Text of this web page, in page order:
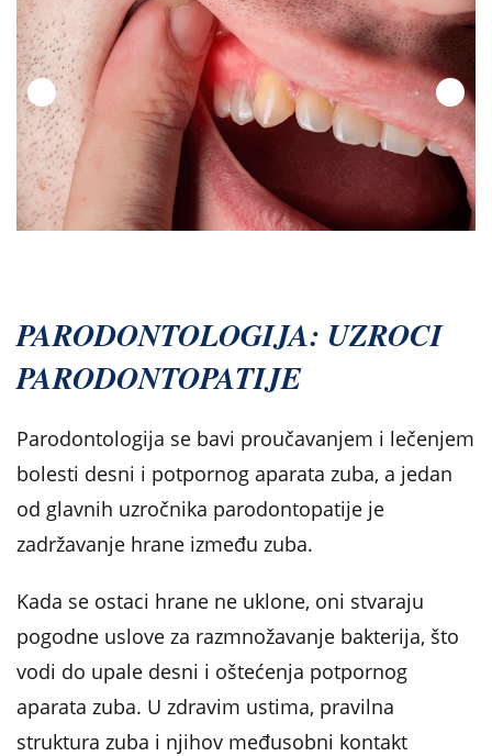
PARODONTOLOGIJA: UZROCI
PARODONTOPATIJE
Parodontologija se bavi proučavanjem i lečenjem
bolesti desni i potpornog aparata zuba, a jedan
od glavnih uzročnika parodontopatije je
zadržavanje hrane između zuba.
Kada se ostaci hrane ne uklone, oni stvaraju
pogodne uslove za razmnožavanje bakterija, što
vodi do upale desni i oštećenja potpornog
aparata zuba. U zdravim ustima, pravilna
struktura zuba i njihov međusobni kontakt